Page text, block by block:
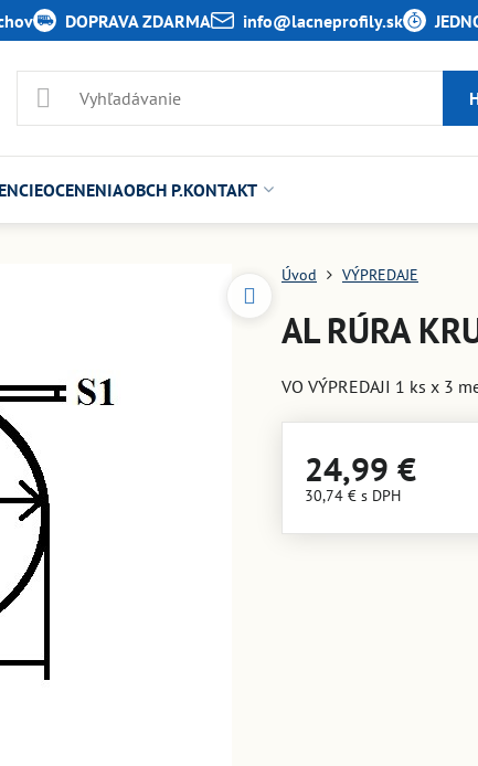
DOPRAVA ZDARMA info​@lacneprofily​.sk
OCENENIAOBCH P.KONTAKT
Úvod VÝPREDAJE
AL RÚRA
VO VÝPREDAJI 1 ks x 3
24,99 €
30,74 € s DPH